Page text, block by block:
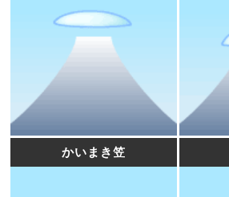
かいまき笠